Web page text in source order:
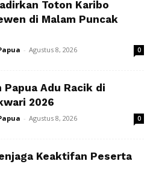
Toton Karibo
di Malam Puncak
- Agustus 8, 2026 0
Papua Adu Racik di
2026
- Agustus 8, 2026 0
Keaktifan Peserta